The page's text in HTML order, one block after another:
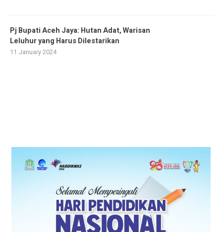
Pj Bupati Aceh Jaya: Hutan Adat, Warisan
Leluhur yang Harus Dilestarikan
11 January 2024